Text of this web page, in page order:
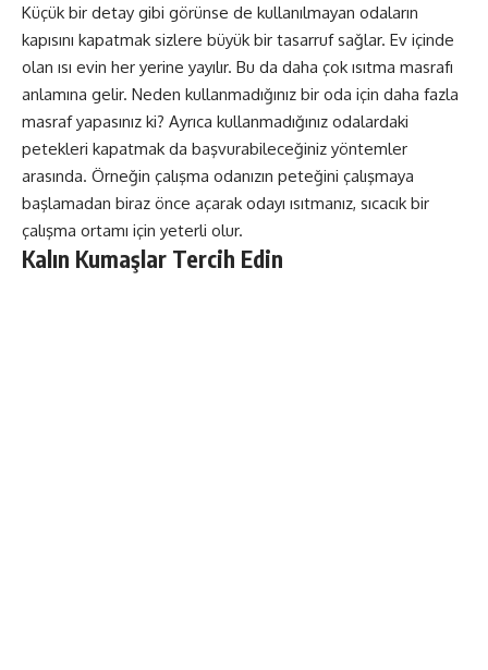
Küçük bir detay gibi görünse de kullanılmayan odaların
kapısını kapatmak sizlere büyük bir tasarruf sağlar. Ev içinde
olan ısı evin her yerine yayılır. Bu da daha çok ısıtma masrafı
anlamına gelir. Neden kullanmadığınız bir oda için daha fazla
masraf yapasınız ki? Ayrıca kullanmadığınız odalardaki
petekleri kapatmak da başvurabileceğiniz yöntemler
arasında. Örneğin çalışma odanızın peteğini çalışmaya
başlamadan biraz önce açarak odayı ısıtmanız, sıcacık bir
çalışma ortamı için yeterli olur.
Kalın Kumaşlar Tercih Edin